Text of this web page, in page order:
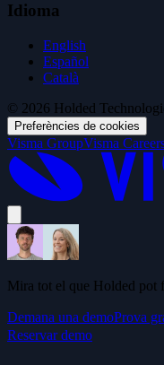
Idioma
English
Español
Català
© 2026 Holded
Preferències de cookies
Visma GroupVisma
Mira tot el que Holded pot
Demana una demoProva
Reservar demo